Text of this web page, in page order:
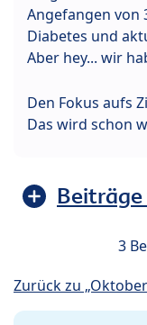
Angefangen von
Diabetes und
Aber hey... wir
Den Fokus aufs
Das wird schon
3
Zurück zu